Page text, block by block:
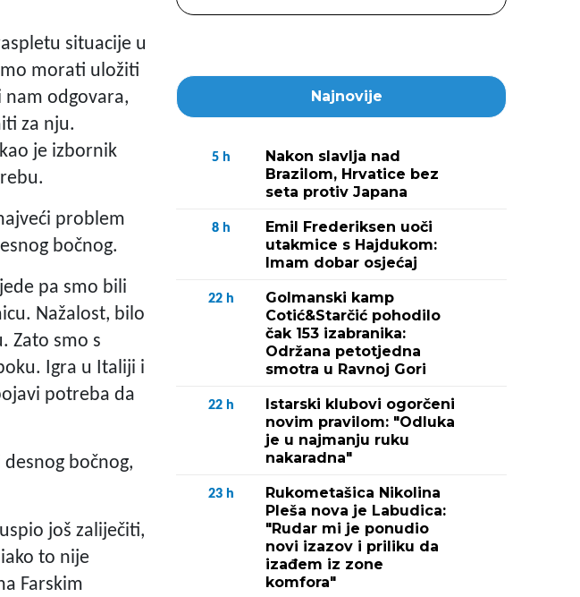
situacije u
morati uložiti
odgovara,
za nju.
je izbornik
problem
bočnog.
pa smo bili
Nažalost, bilo
Zato smo s
Igra u Italiji i
potreba da
bočnog,
još zaliječiti,
to nije
Farskim
Najnovije
5 h
Nakon slavlja nad
Brazilom, Hrvatice bez
seta protiv Japana
8 h
Emil Frederiksen uoči
utakmice s Hajdukom:
Imam dobar osjećaj
22 h
Golmanski kamp
Cotić&Starčić pohodilo
čak 153 izabranika:
Održana petotjedna
smotra u Ravnoj Gori
22 h
Istarski klubovi ogorčeni
novim pravilom: "Odluka
je u najmanju ruku
nakaradna"
23 h
Rukometašica Nikolina
Pleša nova je Labudica:
"Rudar mi je ponudio
novi izazov i priliku da
izađem iz zone
komfora"